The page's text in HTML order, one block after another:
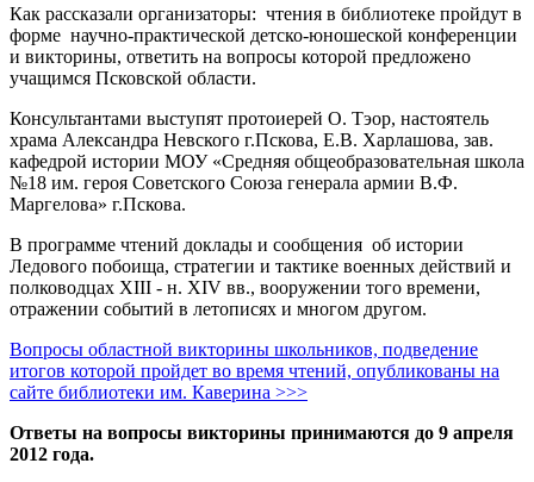
Как рассказали организаторы: чтения в библиотеке пройдут в
форме научно-практической детско-юношеской конференции
и викторины, ответить на вопросы которой предложено
учащимся Псковской области.
Консультантами выступят протоиерей О. Тэор, настоятель
храма Александра Невского г.Пскова, Е.В. Харлашова, зав.
кафедрой истории МОУ «Средняя общеобразовательная школа
№18 им. героя Советского Союза генерала армии В.Ф.
Маргелова» г.Пскова.
В программе чтений доклады и сообщения об истории
Ледового побоища, стратегии и тактике военных действий и
полководцах XIII - н. XIV вв., вооружении того времени,
отражении событий в летописях и многом другом.
Вопросы областной викторины школьников, подведение
итогов которой пройдет во время чтений, опубликованы на
сайте библиотеки им. Каверина >>>
Ответы на вопросы викторины принимаются до 9 апреля
2012 года.